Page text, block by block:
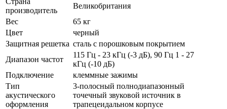
производитель
Великобритания
Вес
65 кг
Цвет
черный
Защитная решетка сталь с порошковым покрытием
Диапазон частот
115 Гц - 23 кГц (-3 дБ), 90 Гц 1 - 27
кГц (-10 дБ)
Подключение
клеммные зажимы
Тип
акустического
оформления
3-полосный полнодиапазонный
точечный звуковой источник в
трапецеидальном корпусе